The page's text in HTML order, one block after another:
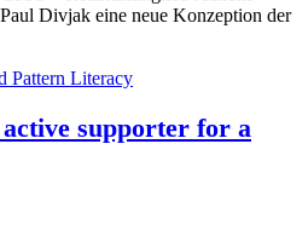
Divjak eine neue Konzeption der
Pattern Literacy
active supporter for a